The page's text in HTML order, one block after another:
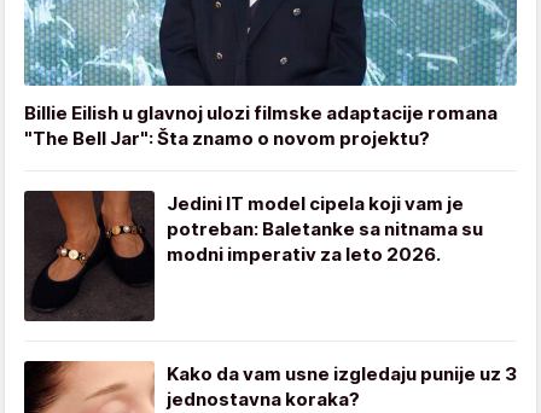
Billie Eilish u glavnoj ulozi filmske adaptacije romana
"The Bell Jar": Šta znamo o novom projektu?
Jedini IT model cipela koji vam je
potreban: Baletanke sa nitnama su
modni imperativ za leto 2026.
Kako da vam usne izgledaju punije uz 3
jednostavna koraka?